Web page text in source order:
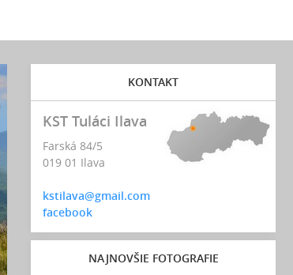
KONTAKT
KST Tuláci Ilava
Farská 84/5
019 01 Ilava
kstilava@gmail.com
facebook
NAJNOVŠIE FOTOGRAFIE